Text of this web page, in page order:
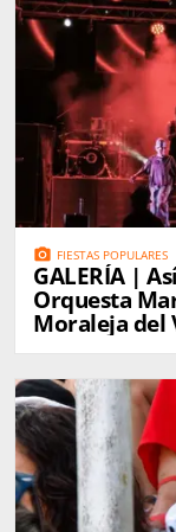
photo_camera FIESTAS POPULARES
GALERÍA |
Orquesta
Moraleja del